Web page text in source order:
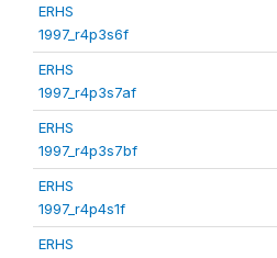
ERHS
1997_r4p3s6f
ERHS
1997_r4p3s7af
ERHS
1997_r4p3s7bf
ERHS
1997_r4p4s1f
ERHS